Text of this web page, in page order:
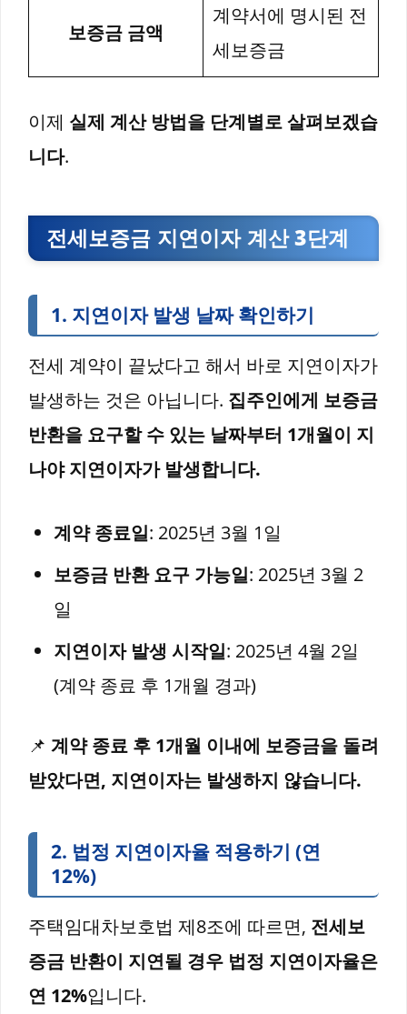
보증금 금액
계약서에 명시된 전
세보증금
이제 실제 계산 방법을 단계별로 살펴보겠습
니다.
전세보증금 지연이자 계산 3단계
1. 지연이자 발생 날짜 확인하기
전세 계약이 끝났다고 해서 바로 지연이자가
발생하는 것은 아닙니다. 집주인에게 보증금
반환을 요구할 수 있는 날짜부터 1개월이 지
나야 지연이자가 발생합니다.
계약 종료일: 2025년 3월 1일
보증금 반환 요구 가능일: 2025년 3월 2
일
지연이자 발생 시작일: 2025년 4월 2일
(계약 종료 후 1개월 경과)
📌 계약 종료 후 1개월 이내에 보증금을 돌려
받았다면, 지연이자는 발생하지 않습니다.
2. 법정 지연이자율 적용하기 (연
12%)
주택임대차보호법 제8조에 따르면, 전세보
증금 반환이 지연될 경우 법정 지연이자율은
연 12%입니다.